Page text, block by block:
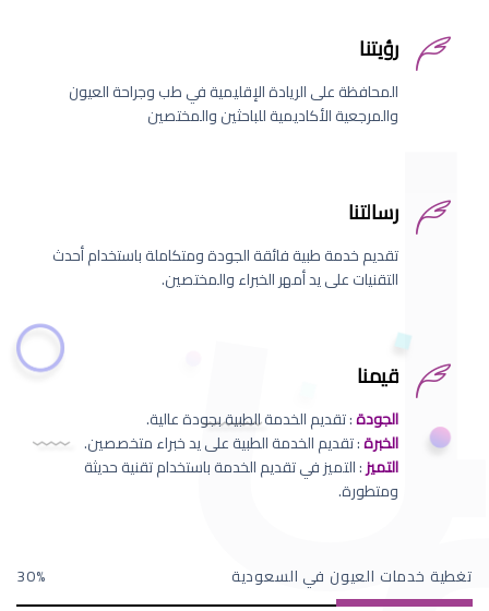
رؤيتنا
المحافظة على الريادة الإقليمية في طب وجراحة العيون
والمرجعية الأكاديمية للباحثين والمختصين
رسالتنا
تقديم خدمة طبية فائقة الجودة ومتكاملة باستخدام أحدث
التقنيات على يد أمهر الخبراء والمختصين.
قيمنا
الجودة: تقديم الخدمة الطبية بجودة عالية.
الخبرة: تقديم الخدمة الطبية على يد خبراء متخصصين.
التميز: التميز في تقديم الخدمة باستخدام تقنية حديثة
ومتطورة.
تغطية خدمات العيون في السعودية 30